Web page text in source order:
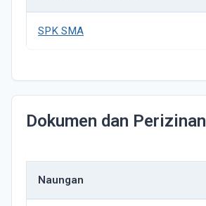
SPK SMA
Dokumen dan Perizinan
Naungan